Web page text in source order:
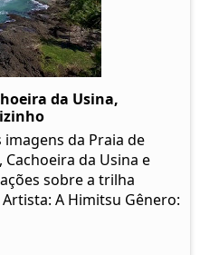
da Usina,
imagens da Praia de
da Usina e
sobre a trilha
A Himitsu Gênero: